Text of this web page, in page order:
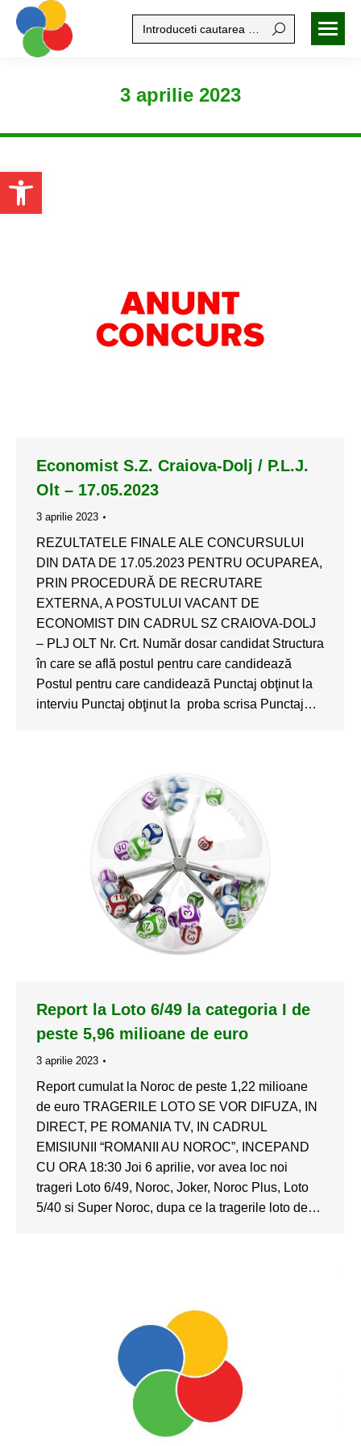
Open toolbar
Search:
3 aprilie 2023
Economist S.Z. Craiova-Dolj / P.L.J.
Olt – 17.05.2023
3 aprilie 2023
REZULTATELE FINALE ALE CONCURSULUI
DIN DATA DE 17.05.2023 PENTRU OCUPAREA,
PRIN PROCEDURĂ DE RECRUTARE
EXTERNA, A POSTULUI VACANT DE
ECONOMIST DIN CADRUL SZ CRAIOVA-DOLJ
– PLJ OLT Nr. Crt. Număr dosar candidat Structura
în care se află postul pentru care candidează
Postul pentru care candidează Punctaj obţinut la
interviu Punctaj obţinut la proba scrisa Punctaj…
Report la Loto 6/49 la categoria I de
peste 5,96 milioane de euro
3 aprilie 2023
Report cumulat la Noroc de peste 1,22 milioane
de euro TRAGERILE LOTO SE VOR DIFUZA, IN
DIRECT, PE ROMANIA TV, IN CADRUL
EMISIUNII “ROMANII AU NOROC”, INCEPAND
CU ORA 18:30 Joi 6 aprilie, vor avea loc noi
trageri Loto 6/49, Noroc, Joker, Noroc Plus, Loto
5/40 si Super Noroc, dupa ce la tragerile loto de…